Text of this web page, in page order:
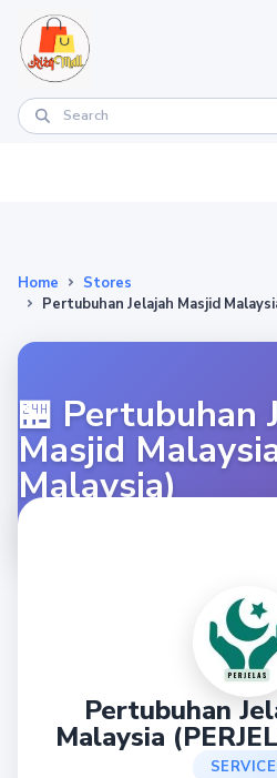
Home
Stores
Pertubuhan Jelajah Masjid
🏪 Pertubuhan
Masjid
Malaysia)
Pertubuhan
Malaysia